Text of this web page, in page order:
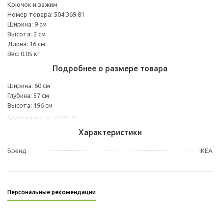
Крючок и зажим
Номер товара: 504.369.81
Ширина: 9 см
Высота: 2 см
Длина: 16 см
Вес: 0.05 кг
Подробнее о размере товара
Ширина: 60 см
Глубина: 57 см
Высота: 196 см
Характеристики
Бренд IKEA
Персональные рекомендации